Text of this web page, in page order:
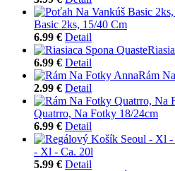
Basic 2ks, 15/40 Cm
6.99 € Detail
6.99 € Detail
Rám
2.99 € Detail
Quatrro, Na Fotky 18/24cm
6.99 € Detail
- Xl - Ca. 20l
5.99 € Detail